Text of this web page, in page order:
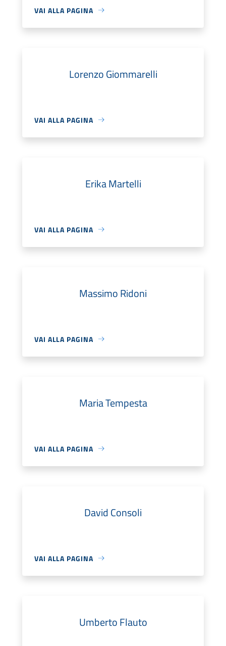
VAI ALLA PAGINA
Lorenzo Giommarelli
VAI ALLA PAGINA
Erika Martelli
VAI ALLA PAGINA
Massimo Ridoni
VAI ALLA PAGINA
Maria Tempesta
VAI ALLA PAGINA
David Consoli
VAI ALLA PAGINA
Umberto Flauto